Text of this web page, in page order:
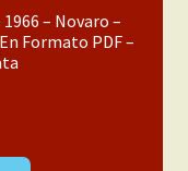
hijo
1966 – Novaro –
Formato PDF –